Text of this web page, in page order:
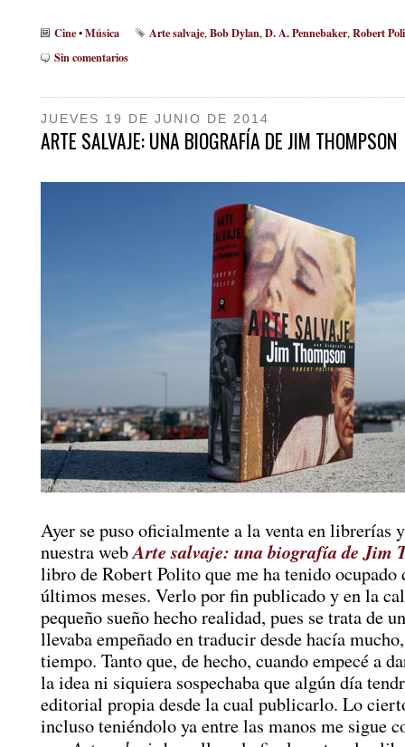
Cine•Música Arte salvaje, Bob Dylan, D. A. Pennebaker, Robert
Sin comentarios
JUEVES 19 DE JUNIO DE 2014
ARTE SALVAJE: UNA BIOGRAFÍA DE JIM THOMPSON
Ayer se puso oficialmente a la venta en librerías
nuestra webArte salvaje: una biografía de Jim
libro de Robert Polito que me ha tenido ocupado
últimos meses. Verlo por fin publicado y en la
pequeño sueño hecho realidad, pues se trata de
llevaba empeñado en traducir desde hacía
tiempo. Tanto que, de hecho, cuando empecé a
la idea ni siquiera sospechaba que algún día
editorial propia desde la cual publicarlo. Lo
incluso teniéndolo ya entre las manos me sigue